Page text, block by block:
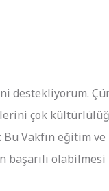
destekliyorum.
çok
Vakfın eğitim
başarılı